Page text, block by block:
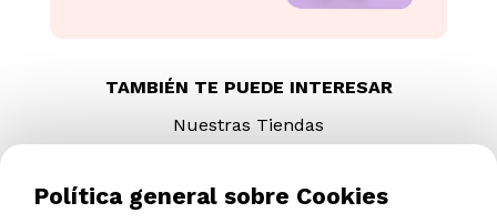
TAMBIÉN TE PUEDE INTERESAR
Nuestras Tiendas
Teléfonos
Política general sobre Cookies